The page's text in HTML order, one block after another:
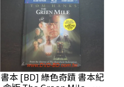
書本 [BD] 綠色奇蹟 書本紀